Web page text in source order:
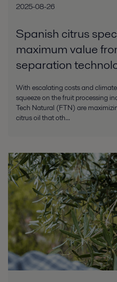
2025-08-26
Spanish citrus
maximum value
separation
With escalating costs and
squeeze on the fruit processing
Tech Natural (FTN) are
citrus oil that oth...